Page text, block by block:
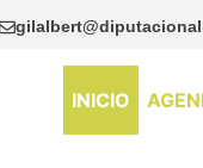
INICIO